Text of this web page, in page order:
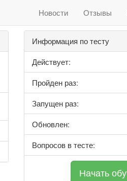
Новости Отзывы
Информация по тесту
Действует:
Пройден раз:
Запущен раз:
Обновлен:
Вопросов в тесте: